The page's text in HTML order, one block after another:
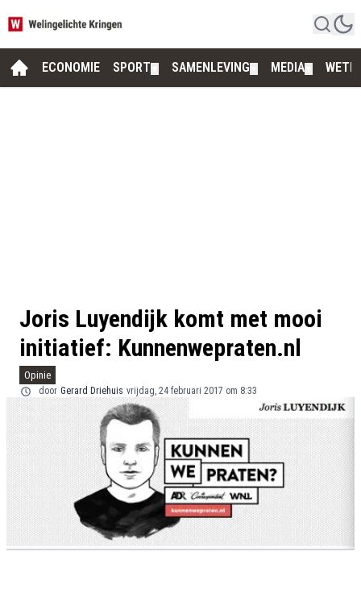
ECONOMIE SPORT SAMENLEVING MEDIA
Joris Luyendijk komt met mooi
initiatief: Kunnenwepraten.nl
Opinie
door Gerard Driehuis vrijdag, 24 februari 2017 om 8:33